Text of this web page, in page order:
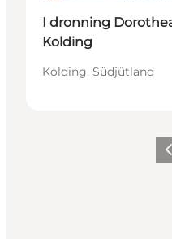
I dronning
Kolding
Kolding, Südjütland